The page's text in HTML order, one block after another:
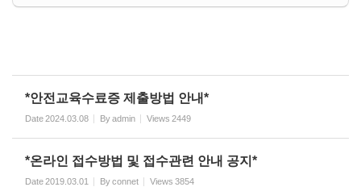
*안전교육수료증 제출방법 안내*
Date2024.03.08 Byadmin Views 2449
*온라인 접수방법 및 접수관련 안내 공지*
Date2019.03.01 Byconnet Views 3854